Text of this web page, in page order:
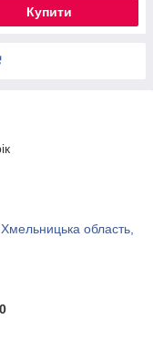
Купити
область,